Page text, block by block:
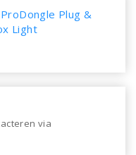
Plug &
Light
via